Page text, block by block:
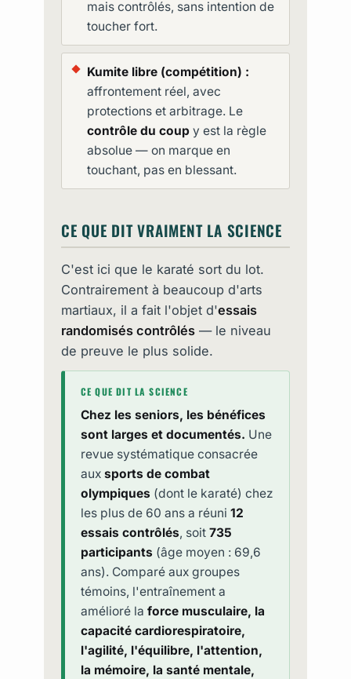
mais contrôlés, sans intention de
toucher fort.
Kumite libre (compétition) :
affrontement réel, avec
protections et arbitrage. Le
contrôle du coupy est la règle
absolue — on marque en
touchant, pas en blessant.
CE QUE DIT VRAIMENT LA SCIENCE
C'est ici que le karaté sort du lot.
Contrairement à beaucoup d'arts
martiaux, il a fait l'objet d'essais
randomisés contrôlés— le niveau
de preuve le plus solide.
CE QUE DIT LA SCIENCE
Chez les seniors, les bénéfices
sont larges et documentés. Une
revue systématique consacrée
aux sports de combat
olympiques (dont le karaté) chez
les plus de 60 ans a réuni 12
essais contrôlés, soit 735
participants (âge moyen : 69,6
ans). Comparé aux groupes
témoins, l'entraînement a
amélioré la force musculaire, la
capacité cardiorespiratoire,
l'agilité, l'équilibre, l'attention,
la mémoire, la santé mentale,